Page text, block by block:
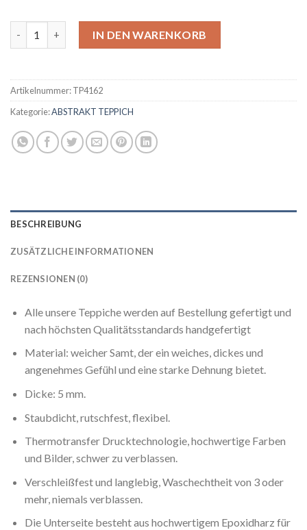
IN DEN WARENKORB
Artikelnummer:TP4162
Kategorie:ABSTRAKT TEPPICH
BESCHREIBUNG
ZUSÄTZLICHE INFORMATIONEN
REZENSIONEN (0)
Alle unsere Teppiche werden auf Bestellung gefertigt und
nach höchsten Qualitätsstandards handgefertigt
Material: weicher Samt, der ein weiches, dickes und
angenehmes Gefühl und eine starke Dehnung bietet.
Dicke: 5 mm.
Staubdicht, rutschfest, flexibel.
Thermotransfer Drucktechnologie, hochwertige Farben
und Bilder, schwer zu verblassen.
Verschleißfest und langlebig, Waschechtheit von 3 oder
mehr, niemals verblassen.
Die Unterseite besteht aus hochwertigem Epoxidharz für